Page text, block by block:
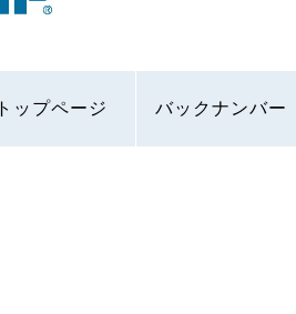
トップページ バックナンバー